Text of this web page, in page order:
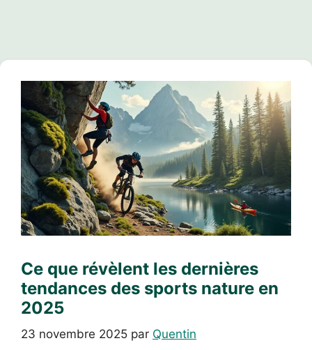
Ce que révèlent les dernières
tendances des sports nature en
2025
23 novembre 2025 par Quentin